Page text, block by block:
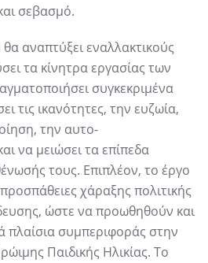
σεβασμό.
αναπτύξει εναλλακτικούς
τα κίνητρα εργασίας των
συγκεκριμένα
τις ικανότητες, την ευζωία,
την αυτο-
να μειώσει τα επίπεδα
τους. Επιπλέον, το έργο
χάραξης πολιτικής
ώστε να προωθηθούν και
πλαίσια συμπεριφοράς στην
Παιδικής Ηλικίας. Το